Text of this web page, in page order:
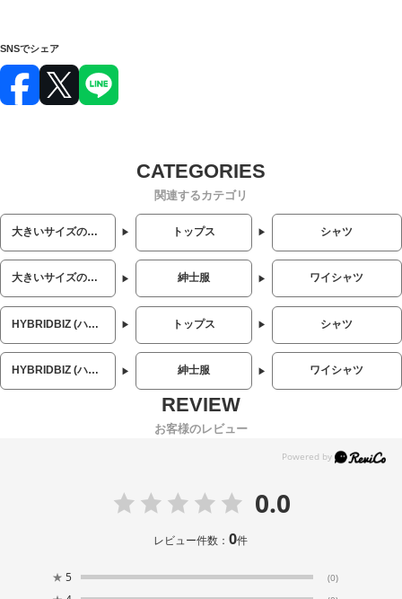
SNSでシェア
関連するカテゴリ
大きいサイズのメンズ服 トップス シャツ
大きいサイズのメンズ服 紳士服 ワイシャツ
HYBRIDBIZ (ハイブリッドビズ) トップス シャツ
HYBRIDBIZ (ハイブリッドビズ) 紳士服 ワイシャツ
お客様のレビュー
0.0
レビュー件数：0件
★ 5 (0)